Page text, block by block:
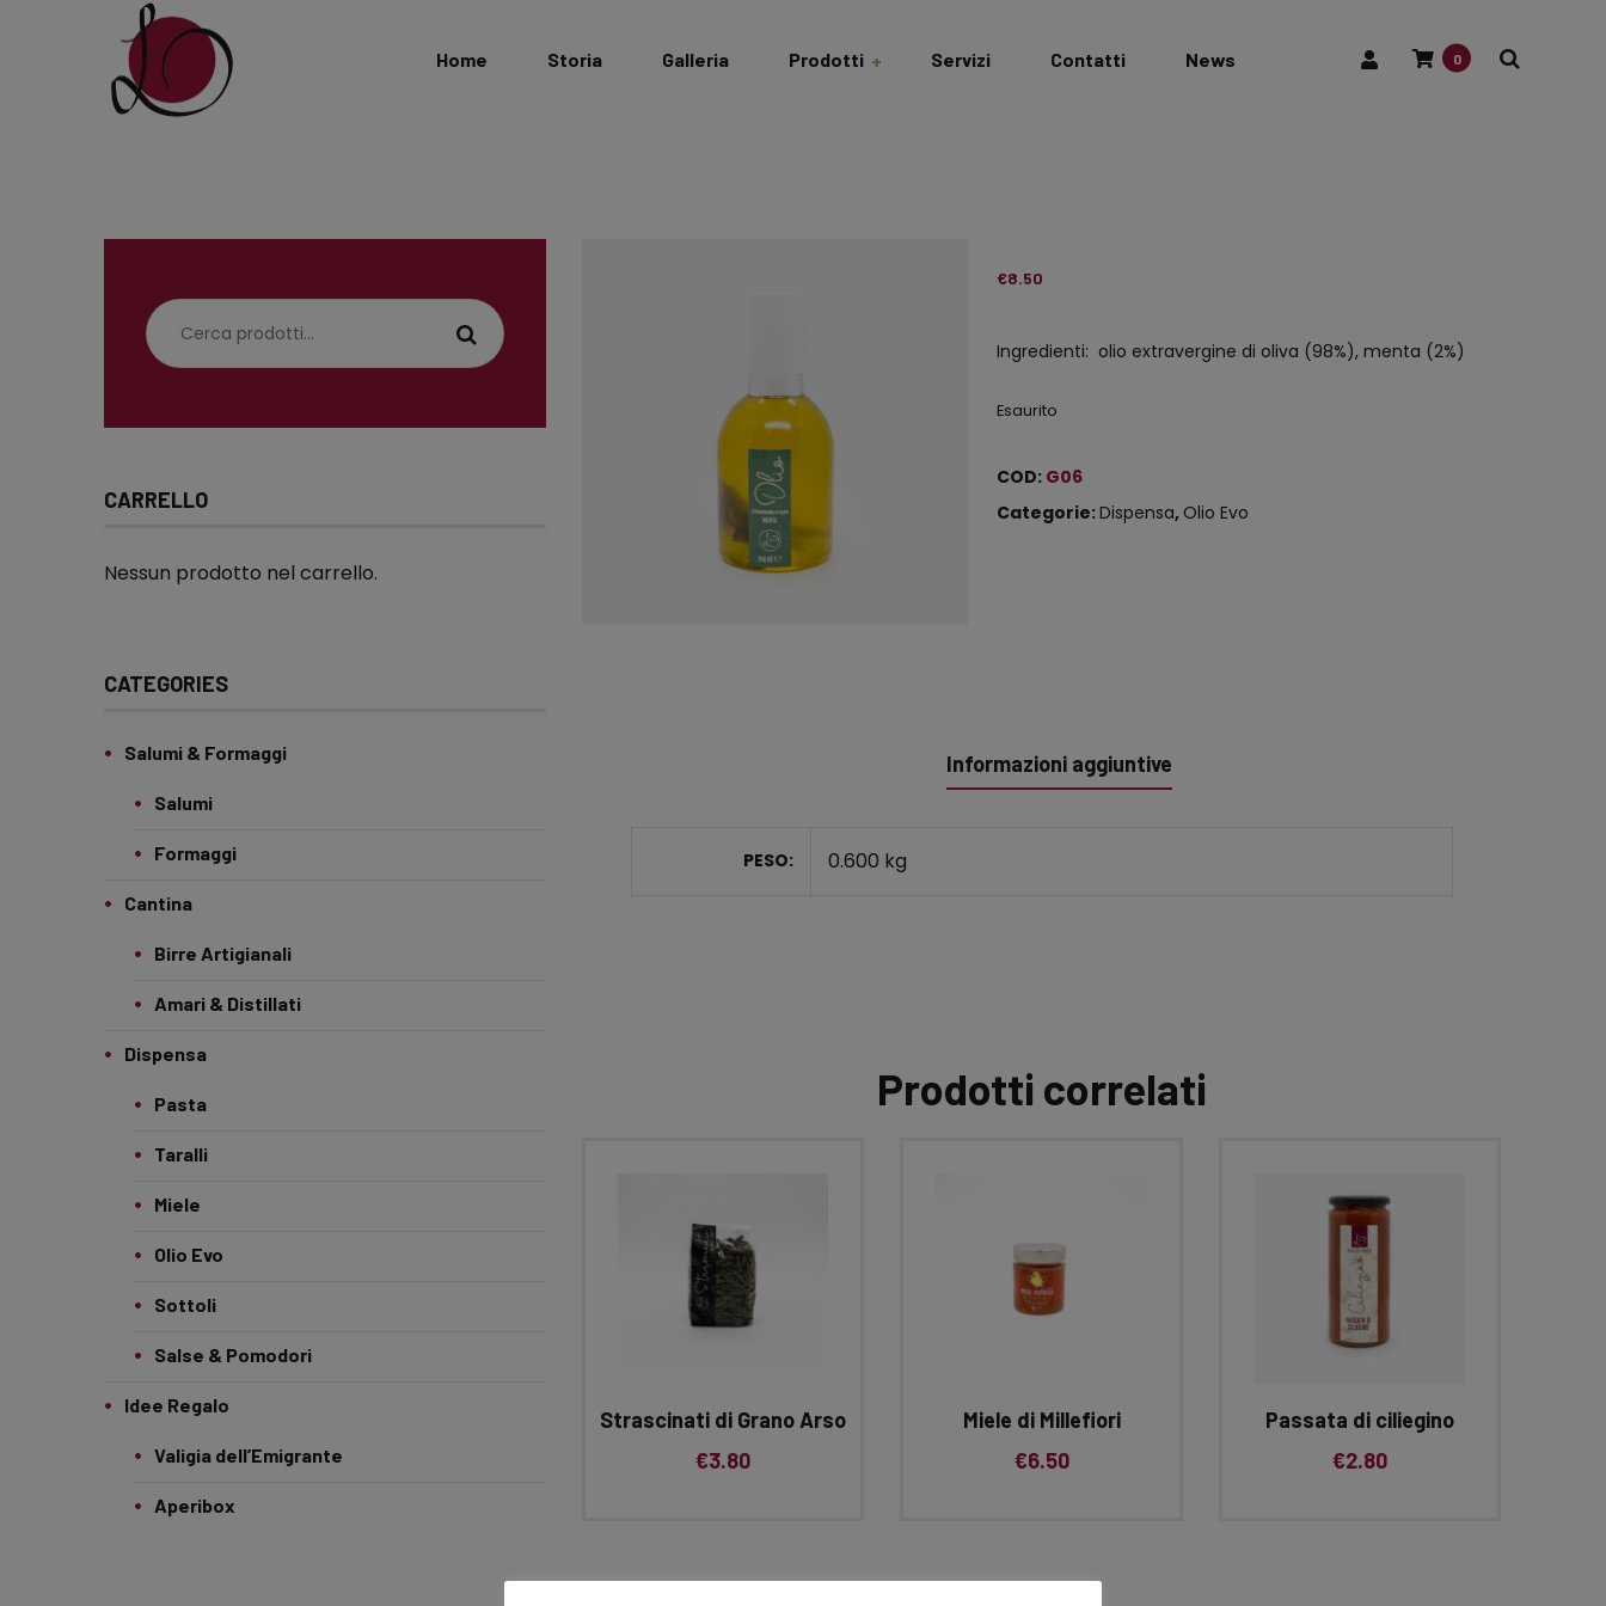
Home Storia Galleria Prodotti
Bomboniere
Gastronomiche
Servizi Contatti News 0
€8.50
Ingredienti: olio extravergine di oliva (98%), menta (2%)
Esaurito
COD: G06
Categorie:Dispensa, Olio Evo
Informazioni aggiuntive
PESO 0.600 kg
Prodotti correlati
Strascinati di Grano Arso
€3.80
Miele di Millefiori
€6.50
Passata di ciliegino
€2.80
Cerca:
CARRELLO
Nessun prodotto nel carrello.
CATEGORIES
Salumi & Formaggi
Salumi
Formaggi
Cantina
Birre Artigianali
Amari & Distillati
Dispensa
Pasta
Taralli
Miele
Olio Evo
Sottoli
Salse & Pomodori
Idee Regalo
Valigia dell’Emigrante
Aperibox